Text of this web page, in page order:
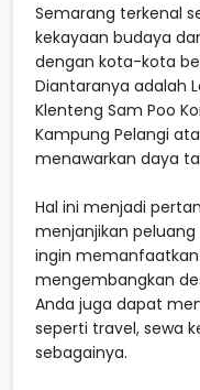
Semarang terkenal
kekayaan budaya
dengan kota-kota
Diantaranya adalah
Klenteng Sam Poo
Kampung Pelangi
menawarkan daya
Hal ini menjadi
menjanjikan peluang
ingin memanfaatkan
mengembangkan
Anda juga dapat
seperti travel, sewa
sebagainya.